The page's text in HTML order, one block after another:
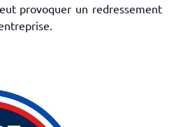
provoquer un redressement